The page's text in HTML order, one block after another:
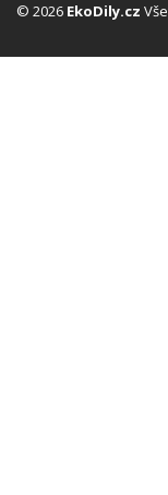
© 2026 EkoDily.cz